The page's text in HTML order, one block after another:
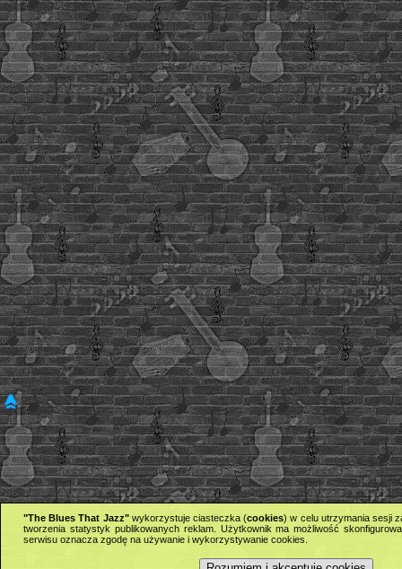
"The Blues That Jazz"wykorzystuje ciasteczka (cookies) w celu utrzymania sesji
tworzenia statystyk publikowanych reklam. Użytkownik ma możliwość
serwisu oznacza zgodę na używanie i wykorzystywanie cookies.